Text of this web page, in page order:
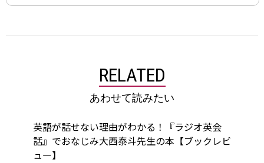
RELATED
あわせて読みたい
英語が話せない理由がわかる！『ラジオ英会
話』でおなじみ大西泰斗先生の本【ブックレビ
ュー】